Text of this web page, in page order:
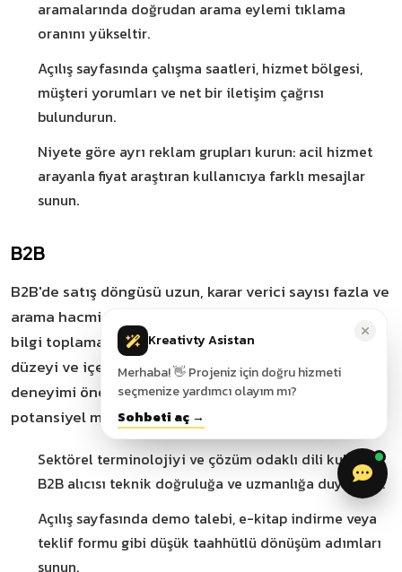
aramalarında doğrudan arama eylemi tıklama
oranını yükseltir.
Açılış sayfasında çalışma saatleri, hizmet bölgesi,
müşteri yorumları ve net bir iletişim çağrısı
bulundurun.
Niyete göre ayrı reklam grupları kurun: acil hizmet
arayanla fiyat araştıran kullanıcıya farklı mesajlar
sunun.
B2B
B2B'de satış döngüsü uzun, karar verici sayısı fazla ve
arama hacmi görece düşüktür; kullanıcı çoğunlukla
bilgi toplama aşamasındadır. Bu yüzden reklam alaka
düzeyi ve içerik derinliği taşıyan açılış sayfası
deneyimi öne çıkar, anlık dönüşümden çok nitelikli
potansiyel müşteri (lead) hedeflenir.
Sektörel terminolojiyi ve çözüm odaklı dili kullanın;
B2B alıcısı teknik doğruluğa ve uzmanlığa duyarlıdır.
Açılış sayfasında demo talebi, e-kitap indirme veya
teklif formu gibi düşük taahhütlü dönüşüm adımları
sunun.
Kreativty Asistan
Merhaba! 👋 Projeniz için doğru hizmeti
seçmenize yardımcı olayım mı?
Sohbeti aç →